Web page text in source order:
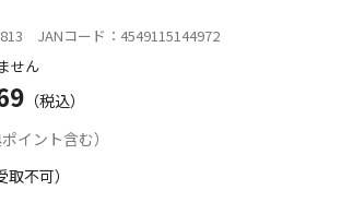
JANコード：4549115144972
せん
（税込）
イント含む）